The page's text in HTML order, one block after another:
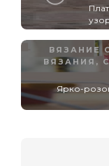
ВЯЗАНИЕ
ВЯЗАНИЯ ,
Ярко-